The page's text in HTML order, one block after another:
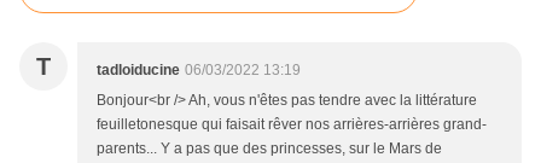
T tadloiducine 06/03/2022 13:19
Bonjour<br /> Ah, vous n'êtes pas tendre avec la littérature
feuilletonesque qui faisait rêver nos arrières-arrières grand-
parents... Y a pas que des princesses, sur le Mars de